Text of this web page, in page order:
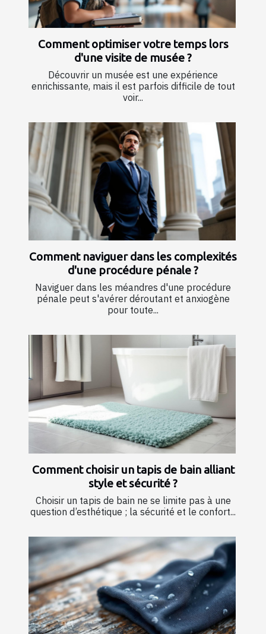
Comment optimiser votre temps lors
d'une visite de musée ?
Découvrir un musée est une expérience
enrichissante, mais il est parfois difficile de tout
voir...
Comment naviguer dans les complexités
d'une procédure pénale ?
Naviguer dans les méandres d'une procédure
pénale peut s'avérer déroutant et anxiogène
pour toute...
Comment choisir un tapis de bain alliant
style et sécurité ?
Choisir un tapis de bain ne se limite pas à une
question d’esthétique ; la sécurité et le confort...